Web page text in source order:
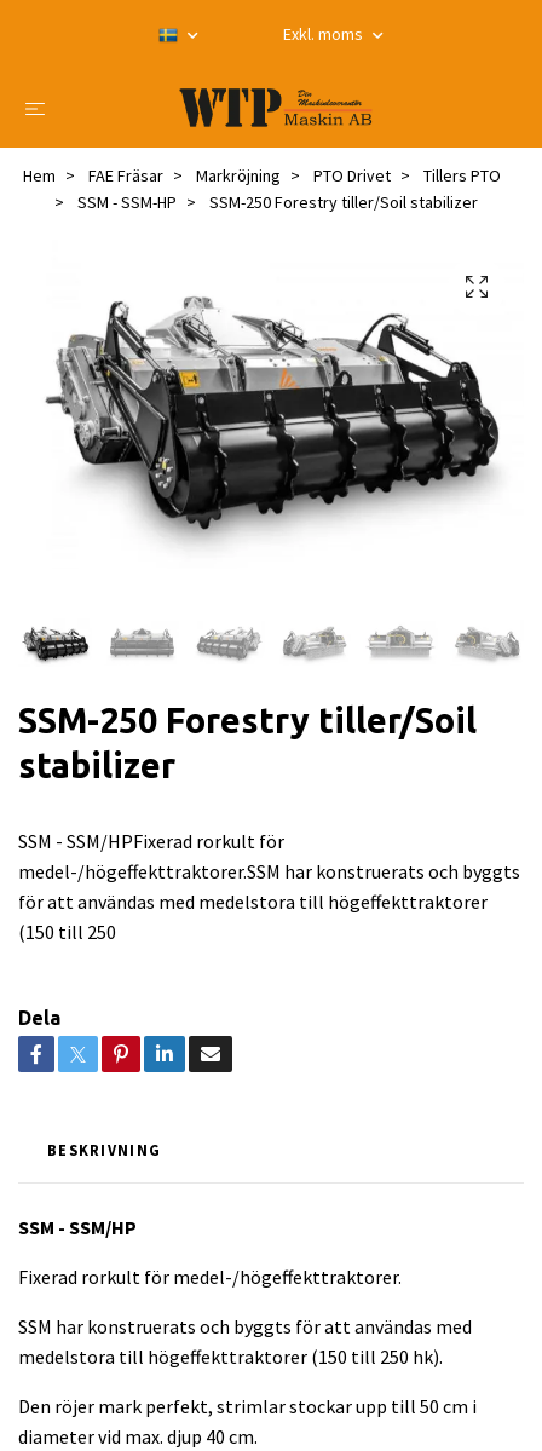
Exkl. moms
Hem FAE Fräsar Markröjning PTO Drivet
Tillers PTO
SSM - SSM-HP
SSM-250 Forestry tiller/Soil stabilizer
SSM-250 Forestry tiller/Soil
stabilizer
SSM - SSM/HPFixerad rorkult för
medel-/högeffekttraktorer.SSM har konstruerats och byggts
för att användas med medelstora till högeffekttraktorer
(150 till 250
Dela
BESKRIVNING
SSM - SSM/HP
Fixerad rorkult för medel-/högeffekttraktorer.
SSM har konstruerats och byggts för att användas med
medelstora till högeffekttraktorer (150 till 250 hk).
Den röjer mark perfekt, strimlar stockar upp till 50 cm i
diameter vid max. djup 40 cm.